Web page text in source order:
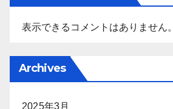
表示できるコメントはありません。
Archives
2025年3月